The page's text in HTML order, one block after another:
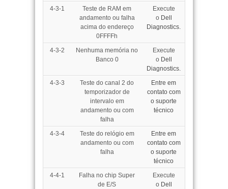
4-3-1
Teste de RAM em
andamento ou falha
acima do endereço
0FFFFh
Execute
o Dell
Diagnostics.
4-3-2
Nenhuma memória no
Banco 0
Execute
o Dell
Diagnostics.
4-3-3
Teste do canal 2 do
temporizador de
intervalo em
andamento ou com
falha
Entre em
contato com
o suporte
técnico
4-3-4
Teste do relógio em
andamento ou com
falha
Entre em
contato com
o suporte
técnico
4-4-1
Falha no chip Super
de E/S
Execute
o Dell